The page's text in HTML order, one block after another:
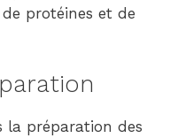
protéines et de
la préparation des